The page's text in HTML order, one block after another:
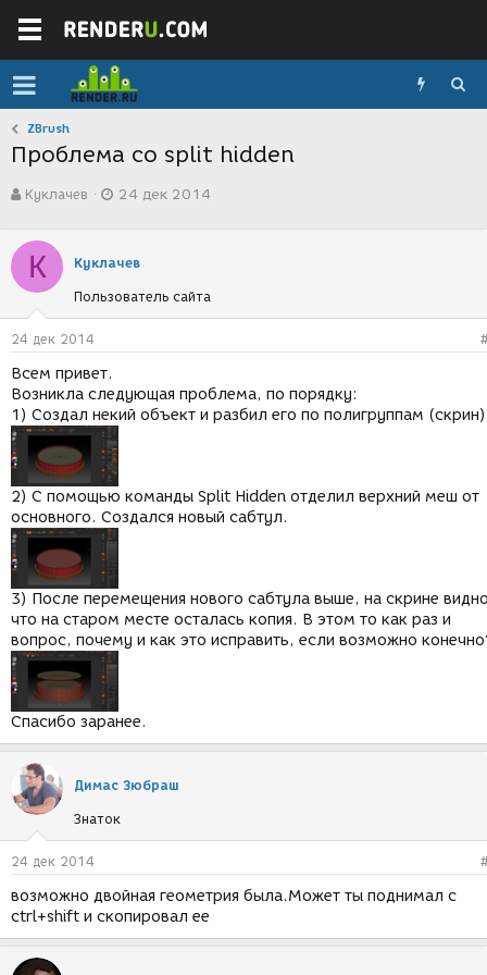
ZBrush
Проблема со split hidden
в
о
р
т
е
м
ы
Куклачев
а
с
з
д
я
24 дек 2014
К Куклачев
Пользователь сайта
24 дек 2014
Всем привет.
Возникла следующая проблема, по порядку:
1) Создал некий объект и разбил его по полигруппам (скрин)
2) С помощью команды Split Hidden отделил верхний меш от
основного. Создался новый сабтул.
3) После перемещения нового сабтула выше, на скрине
что на старом месте осталась копия. В этом то как раз и
вопрос, почему и как это исправить, если возможно
Спасибо заранее.
Димас Зюбраш
Знаток
24 дек 2014
возможно двойная геометрия была.Может ты поднимал c
ctrl+shift и скопировал ее